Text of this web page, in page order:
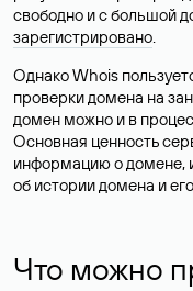
свободно и с большой
зарегистрировано.
Однако Whois
проверки домена на
домен можно и в
Основная ценность
информацию о домене,
об истории домена и
Что можно